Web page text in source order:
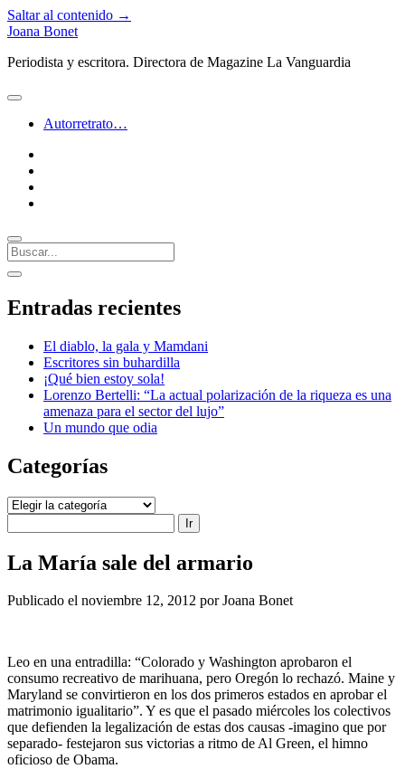
Saltar al contenido →
Joana Bonet
Periodista y escritora. Directora de Magazine La Vanguardia
abrir
Autorretrato…
Buscar
Barra
lateral
abrir
lateral
Entradas recientes
El diablo, la gala y Mamdani
Escritores sin buhardilla
¡Qué bien estoy sola!
Lorenzo Bertelli: “La actual polarización de la riqueza es una
amenaza para el sector del lujo”
Un mundo que odia
Categorías
Categorías
La María sale del armario
Publicado el noviembre 12, 2012 por Joana Bonet
Leo en una entradilla: “Colorado y Washington aprobaron el
consumo recreativo de marihuana, pero Oregón lo rechazó. Maine y
Maryland se convirtieron en los dos primeros estados en aprobar el
matrimonio igualitario”. Y es que el pasado miércoles los colectivos
que defienden la legalización de estas dos causas -imagino que por
separado- festejaron sus victorias a ritmo de Al Green, el himno
oficioso de Obama.